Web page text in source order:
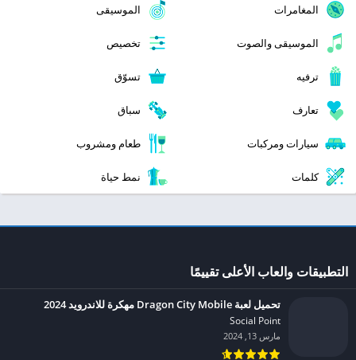
المغامرات الموسيقى
الموسيقى والصوت تخصيص
ترفيه تسوّق
تعارف سباق
سيارات ومركبات طعام ومشروب
كلمات نمط حياة
التطبيقات والعاب الأعلى تقييمًا
تحميل لعبة Dragon City Mobile مهكرة للاندرويد 2024
Social Point‏
مارس 13, 2024